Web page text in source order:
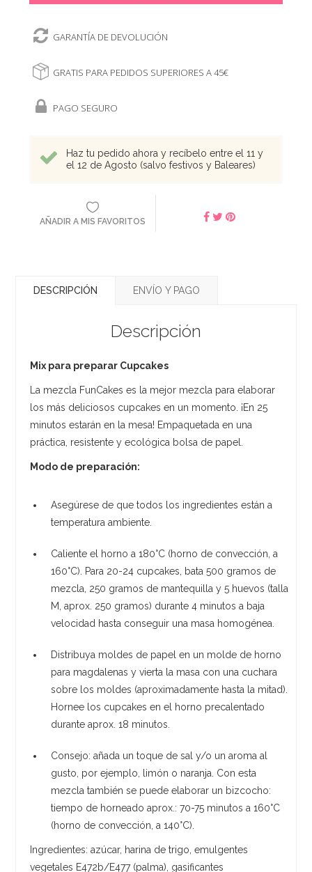
GARANTÍA DE DEVOLUCIÓN
GRATIS PARA PEDIDOS SUPERIORES A 45€
PAGO SEGURO
Haz tu pedido ahora y recíbelo entre el 11 y
el 12 de Agosto (salvo festivos y Baleares)
AÑADIR A MIS FAVORITOS
DESCRIPCIÓN ENVÍO Y PAGO
Descripción
Mix para preparar Cupcakes
La mezcla FunCakes es la mejor mezcla para elaborar
los más deliciosos cupcakes en un momento. ¡En 25
minutos estarán en la mesa! Empaquetada en una
práctica, resistente y ecológica bolsa de papel.
Modo de preparación:
Asegúrese de que todos los ingredientes están a
temperatura ambiente.
Caliente el horno a 180°C (horno de convección, a
160°C). Para 20-24 cupcakes, bata 500 gramos de
mezcla, 250 gramos de mantequilla y 5 huevos (talla
M, aprox. 250 gramos) durante 4 minutos a baja
velocidad hasta conseguir una masa homogénea.
Distribuya moldes de papel en un molde de horno
para magdalenas y vierta la masa con una cuchara
sobre los moldes (aproximadamente hasta la mitad).
Hornee los cupcakes en el horno precalentado
durante aprox. 18 minutos.
Consejo: añada un toque de sal y/o un aroma al
gusto, por ejemplo, limón o naranja. Con esta
mezcla también se puede elaborar un bizcocho:
tiempo de horneado aprox.: 70-75 minutos a 160°C
(horno de convección, a 140°C).
Ingredientes: azúcar, harina de trigo, emulgentes
vegetales E472b/E477 (palma), gasificantes